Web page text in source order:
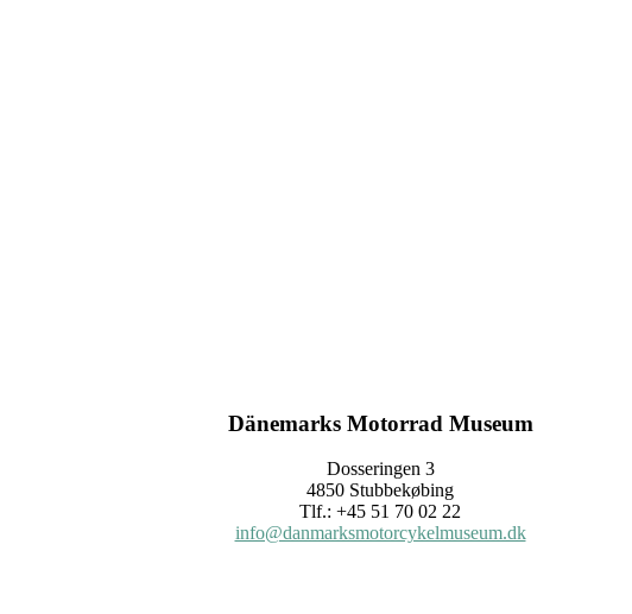
Dänemarks Motorrad Museum
Dosseringen 3
4850 Stubbekøbing
Tlf.: +45 51 70 02 22
info@danmarksmotorcykelmuseum.dk